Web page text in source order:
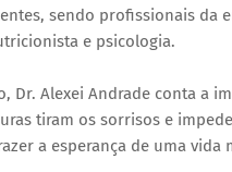
sendo profissionais
e psicologia.
Dr. Alexei Andrade conta a
tiram os sorrisos e
a esperança de uma